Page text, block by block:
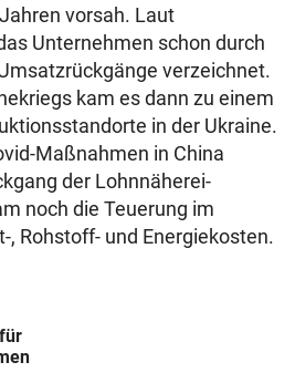
vorsah. Laut
Unternehmen schon durch
verzeichnet.
kam es dann zu einem
in der Ukraine.
Maßnahmen in China
der Lohnnäherei-
noch die Teuerung im
, Rohstoff- und Energiekosten.